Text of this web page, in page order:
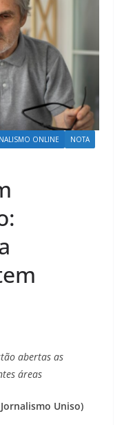
ONLINE
NOTA
abertas as
áreas
Uniso)